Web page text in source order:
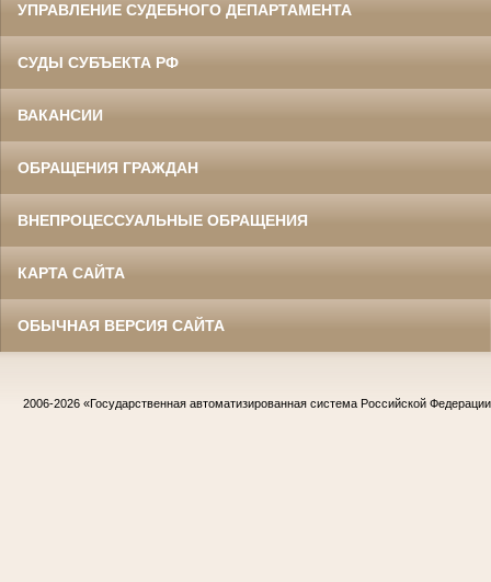
УПРАВЛЕНИЕ СУДЕБНОГО ДЕПАРТАМЕНТА
СУДЫ СУБЪЕКТА РФ
ВАКАНСИИ
ОБРАЩЕНИЯ ГРАЖДАН
ВНЕПРОЦЕССУАЛЬНЫЕ ОБРАЩЕНИЯ
КАРТА САЙТА
ОБЫЧНАЯ ВЕРСИЯ САЙТА
2006-2026 «Государственная автоматизированная система Российской